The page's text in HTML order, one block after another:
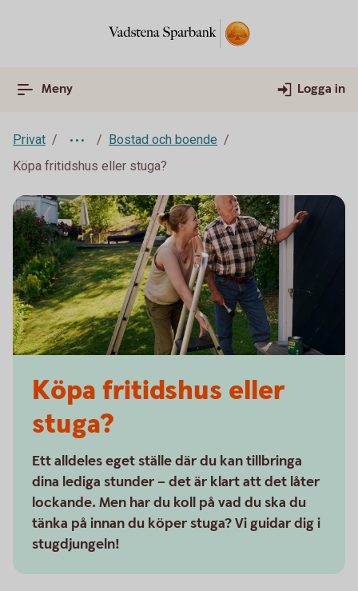
Meny Logga in
Privat
Bostad och boende
Köpa fritidshus eller stuga?
Köpa fritidshus eller
stuga?
Ett alldeles eget ställe där du kan tillbringa
dina lediga stunder – det är klart att det låter
lockande. Men har du koll på vad du ska du
tänka på innan du köper stuga? Vi guidar dig i
stugdjungeln!